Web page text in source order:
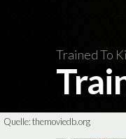
Trained To
Quelle:themoviedb.org